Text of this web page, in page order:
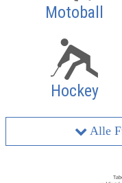
Motoball
Hockey
Alle